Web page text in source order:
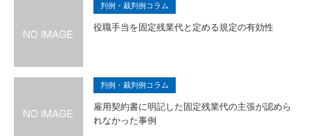
判例・裁判例コラム
役職手当を固定残業代と定める規定の有効性
判例・裁判例コラム
雇用契約書に明記した固定残業代の主張が認めら
れなかった事例